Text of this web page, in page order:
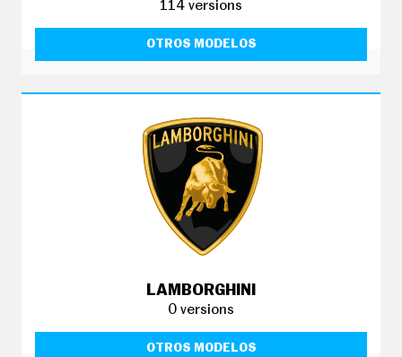
114 versions
OTROS MODELOS
LAMBORGHINI
0 versions
OTROS MODELOS